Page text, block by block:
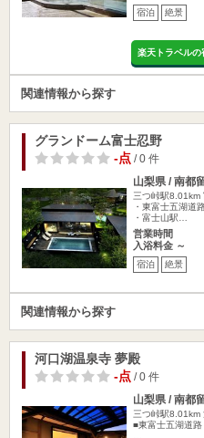
宿泊 絶景
楽天トラベルの
関連情報から探す
グランドーム富士忍野
-点/ 0 件
山梨県 / 南都
三つ峠駅8.01km
・東富士五湖道
・富士山駅…
営業時間
入浴料金 ～
宿泊 絶景
関連情報から探す
河口湖温泉寺 夢殿
-点/ 0 件
山梨県 / 南都
三つ峠駅8.01km
■東富士五湖道